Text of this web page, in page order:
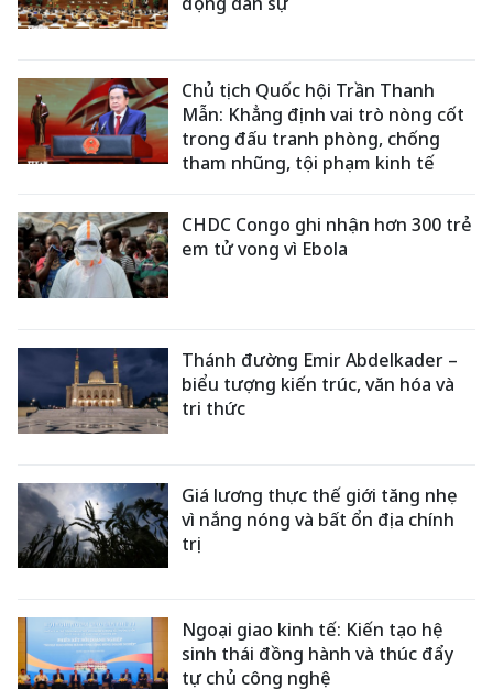
Chủ tịch Quốc hội Trần Thanh
Mẫn: Khẳng định vai trò nòng cốt
trong đấu tranh phòng, chống
tham nhũng, tội phạm kinh tế
CHDC Congo ghi nhận hơn 300 trẻ
em tử vong vì Ebola
Thánh đường Emir Abdelkader –
biểu tượng kiến trúc, văn hóa và
tri thức
Giá lương thực thế giới tăng nhẹ
vì nắng nóng và bất ổn địa chính
trị
Ngoại giao kinh tế: Kiến tạo hệ
sinh thái đồng hành và thúc đẩy
tự chủ công nghệ